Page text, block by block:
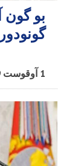
بو گون
گونودور
1 آوقوست 10:09